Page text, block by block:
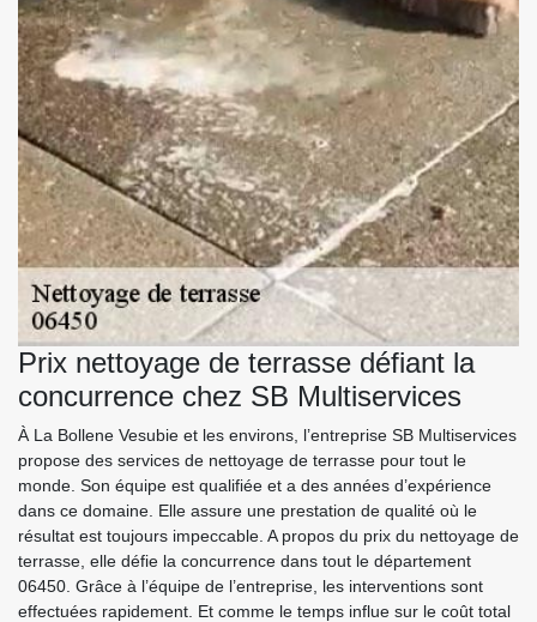
Prix nettoyage de terrasse défiant la
concurrence chez SB Multiservices
À La Bollene Vesubie et les environs, l’entreprise SB Multiservices
propose des services de nettoyage de terrasse pour tout le
monde. Son équipe est qualifiée et a des années d’expérience
dans ce domaine. Elle assure une prestation de qualité où le
résultat est toujours impeccable. A propos du prix du nettoyage de
terrasse, elle défie la concurrence dans tout le département
06450. Grâce à l’équipe de l’entreprise, les interventions sont
effectuées rapidement. Et comme le temps influe sur le coût total